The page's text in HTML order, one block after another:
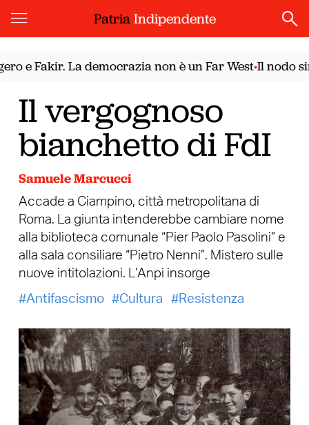
PatriaIndipendente
e Fakir. La democrazia non è un Far West•Il nodo
Il vergognoso
bianchetto di FdI
Samuele Marcucci
Accade a Ciampino, città metropolitana di
Roma. La giunta intenderebbe cambiare nome
alla biblioteca comunale “Pier Paolo Pasolini” e
alla sala consiliare “Pietro Nenni”. Mistero sulle
nuove intitolazioni. L’Anpi insorge
Antifascismo
Cultura Resistenza